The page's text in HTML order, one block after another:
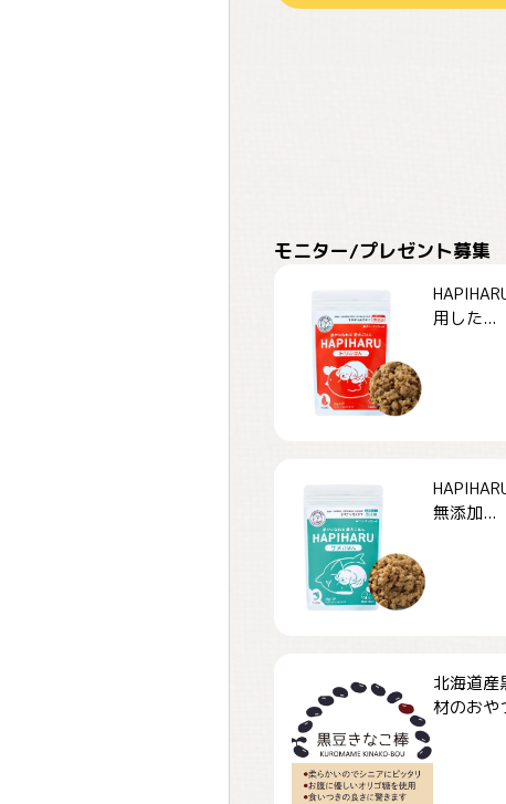
モニター/プレゼント募集
用した...
無添加...
北海道産
材のおや